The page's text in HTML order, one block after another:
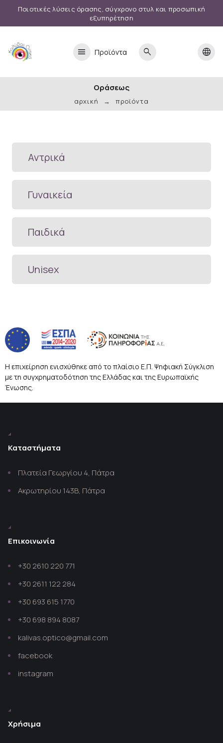
Ποιοτικές λύσεις όρασης, σύγχρονο στυλ και προσωπική
εξυπηρέτηση
menu Προϊόντα search language
Οράσεως
αρχική προϊόντα
Αντρικά
Γυναικεία
Παιδικά
Unisex
Η επιχείρηση ενισχύθηκε από το πλαίσιο Ε.Π. Ψηφιακή Σύγκλιση
με τη συγχρηματοδότηση της Ελλάδας και της Ευρωπαϊκής
Ένωσης.
Καταστήματα
Πλατεία Γεωργίου 4, Πάτρα
Ακρωτηρίου 143Β, Πάτρα
Επικοινωνία
+30 2610 220 771
+30 2611 122 284
+30 693 615 1770
+30 698 894 8087
kalivas.optico@gmail.com
facebook
instagram
Χρήσιμα